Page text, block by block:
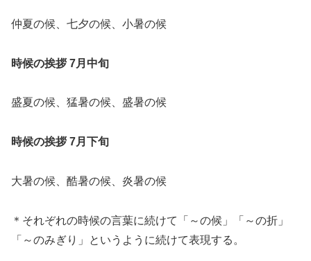
仲夏の候、七夕の候、小暑の候
時候の挨拶 7月中旬
盛夏の候、猛暑の候、盛暑の候
時候の挨拶 7月下旬
大暑の候、酷暑の候、炎暑の候
＊それぞれの時候の言葉に続けて「～の候」「～の折」
「～のみぎり」というように続けて表現する。